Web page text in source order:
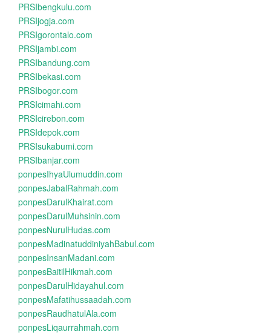
PRSIbengkulu.com
PRSIjogja.com
PRSIgorontalo.com
PRSIjambi.com
PRSIbandung.com
PRSIbekasi.com
PRSIbogor.com
PRSIcimahi.com
PRSIcirebon.com
PRSIdepok.com
PRSIsukabumi.com
PRSIbanjar.com
ponpesIhyaUlumuddin.com
ponpesJabalRahmah.com
ponpesDarulKhairat.com
ponpesDarulMuhsinin.com
ponpesNurulHudas.com
ponpesMadinatuddiniyahBabul.com
ponpesInsanMadani.com
ponpesBaitilHikmah.com
ponpesDarulHidayahul.com
ponpesMafatihussaadah.com
ponpesRaudhatulAla.com
ponpesLiqaurrahmah.com